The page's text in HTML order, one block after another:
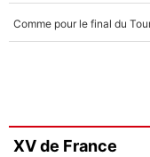
XV de France